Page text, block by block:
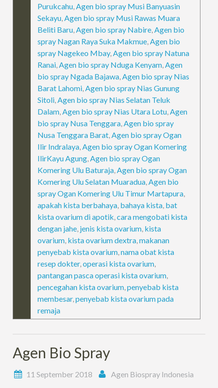
Purukcahu,Agen bio spray Musi Banyuasin
Sekayu,Agen bio spray Musi Rawas Muara
Beliti Baru,Agen bio spray Nabire,Agen bio
spray Nagan Raya Suka Makmue,Agen bio
spray Nagekeo Mbay,Agen bio spray Natuna
Ranai,Agen bio spray Nduga Kenyam,Agen
bio spray Ngada Bajawa,Agen bio spray Nias
Barat Lahomi,Agen bio spray Nias Gunung
Sitoli,Agen bio spray Nias Selatan Teluk
Dalam,Agen bio spray Nias Utara Lotu,Agen
bio spray Nusa Tenggara,Agen bio spray
Nusa Tenggara Barat,Agen bio spray Ogan
Ilir Indralaya,Agen bio spray Ogan Komering
IlirKayu Agung,Agen bio spray Ogan
Komering Ulu Baturaja,Agen bio spray Ogan
Komering Ulu Selatan Muaradua,Agen bio
spray Ogan Komering Ulu Timur Martapura,
apakah kista berbahaya, bahaya kista, bat
kista ovarium di apotik,cara mengobati kista
dengan jahe, jenis kista ovarium, kista
ovarium, kista ovarium dextra,makanan
penyebab kista ovarium,nama obat kista
resep dokter,operasi kista ovarium,
pantangan pasca operasi kista ovarium,
pencegahan kista ovarium,penyebab kista
membesar,penyebab kista ovarium pada
remaja
Agen Bio Spray
11 September 2018 Agen Biospray Indonesia